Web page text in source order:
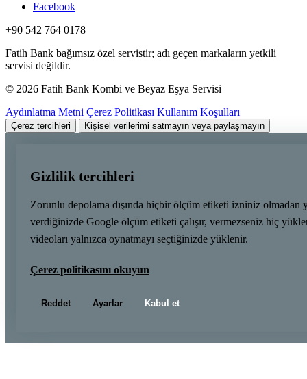
Facebook
+90 542 764 0178
Fatih Bank bağımsız özel servistir; adı geçen markaların yetkili
servisi değildir.
© 2026 Fatih Bank Kombi ve Beyaz Eşya Servisi
Aydınlatma Metni Çerez Politikası Kullanım Koşulları
Çerez tercihleri Kişisel verilerimi satmayın veya paylaşmayın
Gizlilik tercihleri
Zorunlu depolama dışında hiçbir ölçüm etiketi izniniz olmadan
verdiğinizde Google ölçüm etiketi çalışır, vermezseniz hiç
videoları yalnızca oynatmayı seçtiğinizde yüklenir.
Çerez politikasını okuyun
Reddet Ayarlar Kabul et